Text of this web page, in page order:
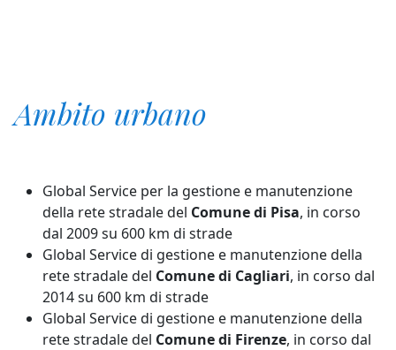
Ambito urbano
Global Service per la gestione e manutenzione
della rete stradale del Comune di Pisa, in corso
dal 2009 su 600 km di strade
Global Service di gestione e manutenzione della
rete stradale del Comune di Cagliari, in corso dal
2014 su 600 km di strade
Global Service di gestione e manutenzione della
rete stradale del Comune di Firenze, in corso dal